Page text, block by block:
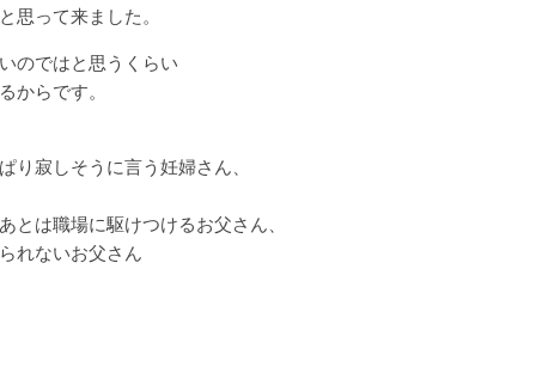
思って来ました。
のではと思うくらい
からです。
り寂しそうに言う妊婦さん、
あとは職場に駆けつけるお父さん、
れないお父さん